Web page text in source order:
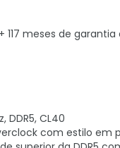
117 meses de
DDR5, CL40
com estilo